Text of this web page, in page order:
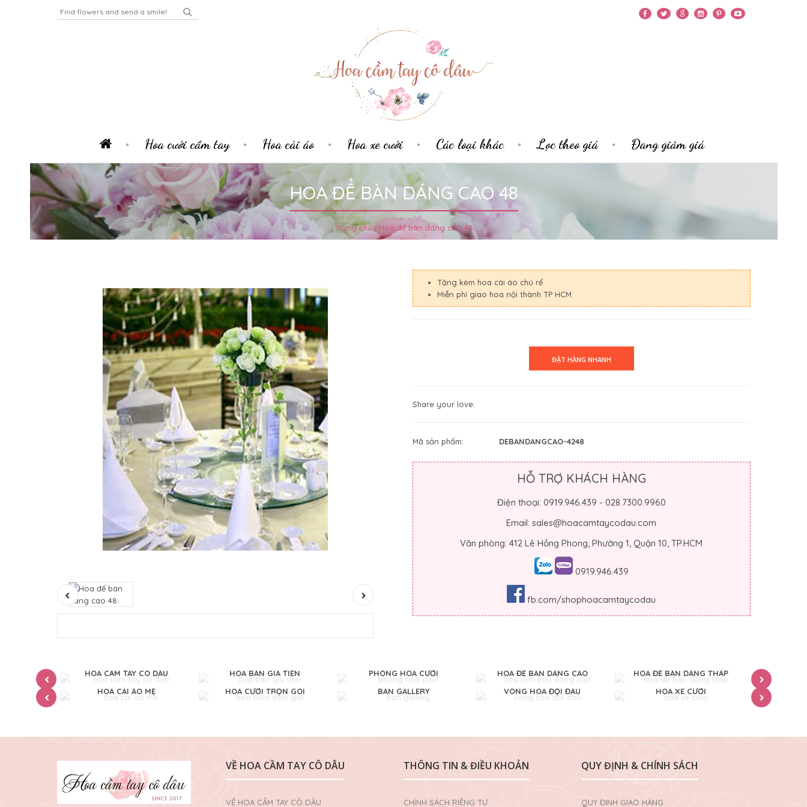
Hoa cưới cầm tay Hoa cài áo Hoa xe cưới Các loại khác Lọc theo giá Đang giảm giá
HOA ĐỂ BÀN DÁNG CAO 48
Trang chủ Hoa để bàn dáng cao 48
Tặng kèm hoa cài áo chú rể
Miễn phí giao hoa nội thành TP HCM
Share your love:
Mã sản phẩm: DEBANDANGCAO-4248
HỖ TRỢ KHÁCH HÀNG
Điện thoại: 0919.946.439 - 028.7300.9960
Email: sales@hoacamtaycodau.com
Văn phòng: 412 Lê Hồng Phong, Phường 1, Quận 10, TP.HCM
0919.946.439
fb.com/shophoacamtaycodau
HOA CẦM TAY CÔ DÂU HOA BÀN GIA TIÊN PHÔNG HOA CƯỚI HOA ĐỂ BÀN DÁNG CAO HOA ĐỂ BÀN DÁNG THẤP
HOA CÀI ÁO MẸ HOA CƯỚI TRỌN GÓI BÀN GALLERY VÒNG HOA ĐỘI ĐẦU HOA XE CƯỚI
VỀ HOA CẦM TAY CÔ DÂU
VỀ HOA CẦM TAY CÔ DÂU
THÔNG TIN & ĐIỀU KHOẢN
CHÍNH SÁCH RIÊNG TƯ
QUY ĐỊNH & CHÍNH SÁCH
QUY ĐỊNH GIAO HÀNG